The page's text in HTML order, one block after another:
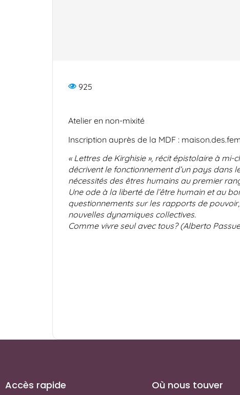
925
Atelier en non-mixité
Inscription auprès de la MDF :
« Lettres de Kirghisie », récit épistolaire à
décrivent le fonctionnement d’un pays dans
nécessités des êtres humains au premier
Une ode à la liberté de l’être humain et au
questionnements sur les rapports de
nouvelles dynamiques collectives.
Comme vivre seul avec tous? (Alberto
Accès rapide Où nous touver